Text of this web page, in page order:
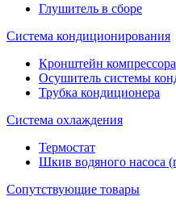
Глушитель в сборе
Система кондиционирования
Кронштейн
Осушитель системы
Трубка кондиционера
Система охлаждения
Термостат
Шкив водяного насоса
Сопутствующие товары